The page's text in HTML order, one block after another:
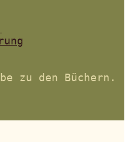
zu den Büchern.